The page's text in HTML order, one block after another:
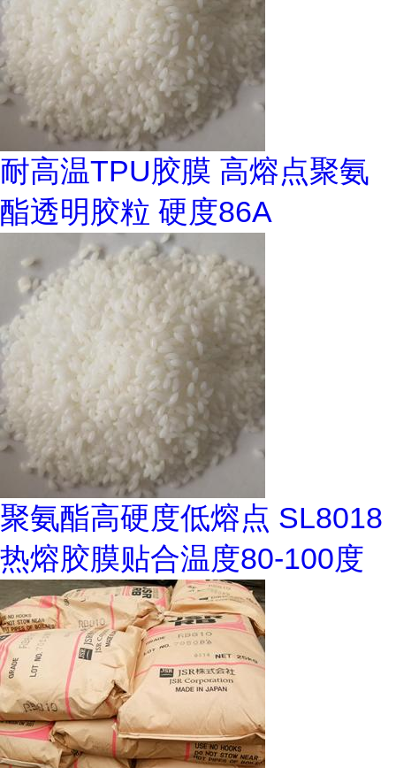
耐高温TPU胶膜 高熔点聚氨
酯透明胶粒 硬度86A
聚氨酯高硬度低熔点 SL8018
热熔胶膜贴合温度80-100度